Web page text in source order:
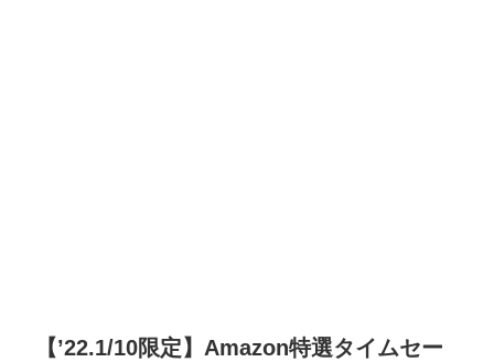
【’22.1/10限定】Amazon特選タイムセー